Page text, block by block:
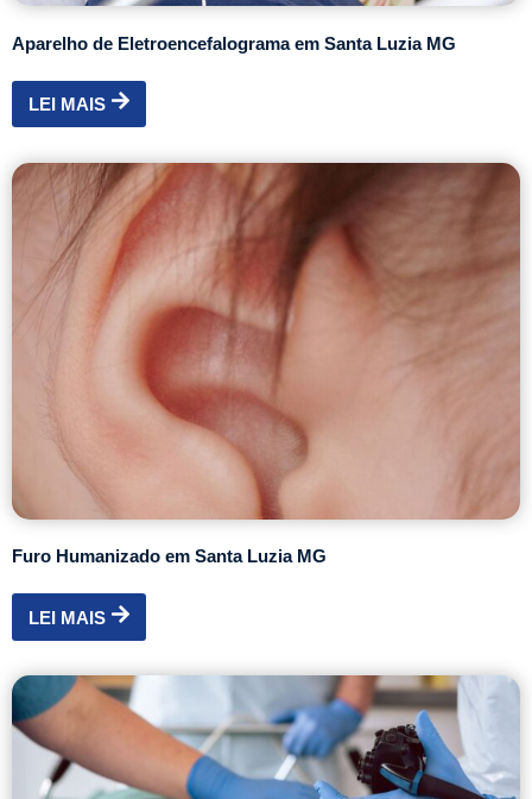
Aparelho de Eletroencefalograma em Santa Luzia MG
LEI MAIS
Furo Humanizado em Santa Luzia MG
LEI MAIS